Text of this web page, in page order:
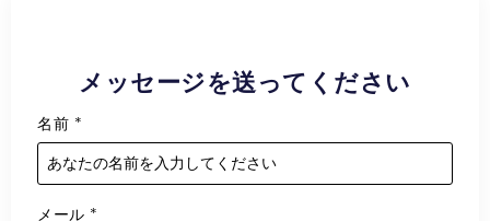
メッセージを送ってください
名前 *
メール *